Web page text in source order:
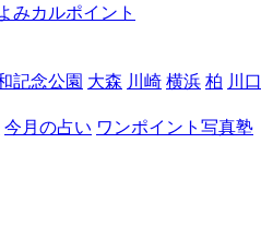
みカルポイント
記念公園 大森 川崎 横浜 柏 川口
今月の占い ワンポイント写真塾